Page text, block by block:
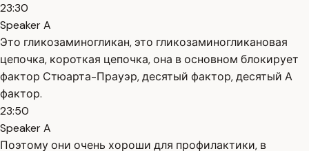
23:30
Speaker A
Это гликозаминогликан, это гликозаминогликановая
цепочка, короткая цепочка, она в основном блокирует
фактор Стюарта-Прауэр, десятый фактор, десятый А
фактор.
23:50
Speaker A
Поэтому они очень хороши для профилактики, в